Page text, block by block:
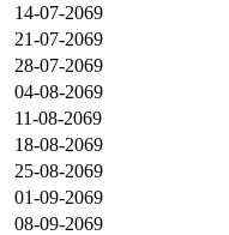
14-07-2069
21-07-2069
28-07-2069
04-08-2069
11-08-2069
18-08-2069
25-08-2069
01-09-2069
08-09-2069